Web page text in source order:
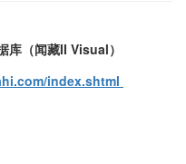
库（闻藏II Visual）
index.shtml